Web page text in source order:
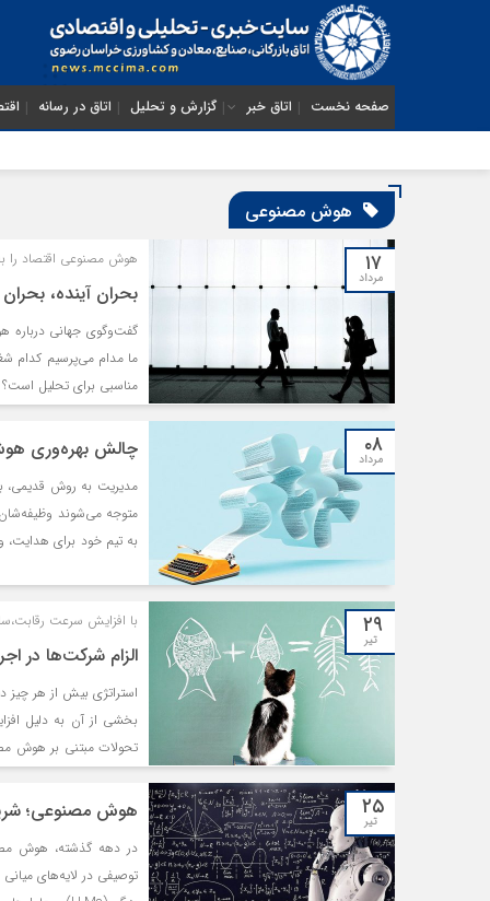
صفحه نخست اتاق خبر گزارش و تحلیل اتاق در رسانه
هوش مصنوعی
۱۷
مرداد
هوش مصنوعی اقتصاد را
بحران آینده،
گفت‌وگوی جهانی
ما مدام می‌پرسیم کدام
مناسبی برای تحلیل
است. تا زمانی که این
مساله‌ای راهکار طراحی
۰۸
مرداد چالش بهره‌وری
مدیریت به روش قدیمی،
متوجه می‌شوند وظیفه‌شان
به تیم خود برای هدایت،
۲۹
تیر
با افزایش سرعت
الزام شرکت‌ها در
استراتژی بیش از هر
بخشی از آن به دلیل
تحولات مبتنی بر هوش
درست استراتژی احساس
۲۵
تیر هوش مصنوعی؛
در دهه گذشته، هوش